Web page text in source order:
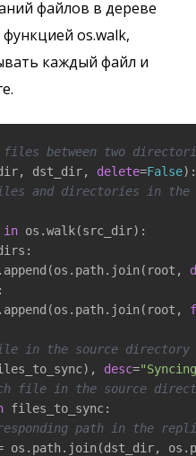
файлов в дереве
функцией os.walk,
каждый файл и
files between two
dst_dir, delete=False):
and directories in the
in os.walk(src_dir):
in the source directory
desc=
file in the source
files_to_sync:
path in the
os.path.join(dst_dir,